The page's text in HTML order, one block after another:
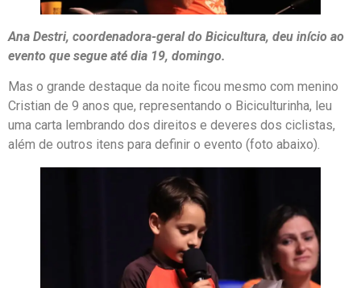
Ana Destri, coordenadora-geral do Bicicultura, deu início ao
evento que segue até dia 19, domingo.
Mas o grande destaque da noite ficou mesmo com menino
Cristian de 9 anos que, representando o Biciculturinha, leu
uma carta lembrando dos direitos e deveres dos ciclistas,
além de outros itens para definir o evento (foto abaixo).